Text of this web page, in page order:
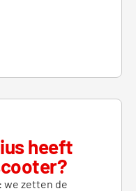
heeft
we zetten de